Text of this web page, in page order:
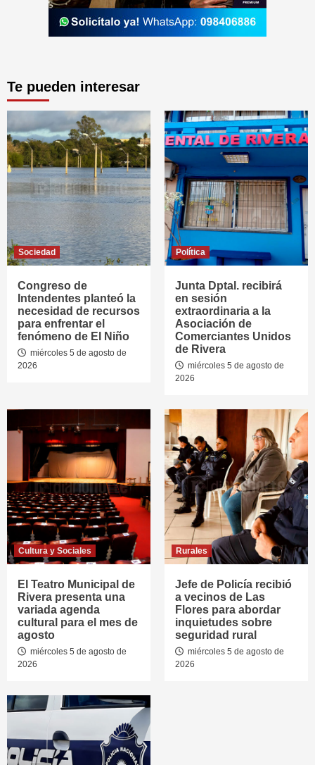
Te pueden interesar
Sociedad
Congreso de
Intendentes planteó la
necesidad de recursos
para enfrentar el
fenómeno de El Niño
miércoles 5 de agosto de
2026
Política
Junta Dptal. recibirá
en sesión
extraordinaria a la
Asociación de
Comerciantes Unidos
de Rivera
miércoles 5 de agosto de
2026
Cultura y Sociales
El Teatro Municipal de
Rivera presenta una
variada agenda
cultural para el mes de
agosto
miércoles 5 de agosto de
2026
Rurales
Jefe de Policía recibió
a vecinos de Las
Flores para abordar
inquietudes sobre
seguridad rural
miércoles 5 de agosto de
2026